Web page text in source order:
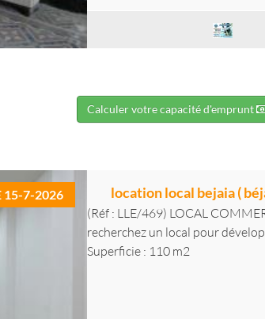
Calculer votre capacité d'emprunt
15-7-2026 location local bejaia (
(Réf : LLE/469) LOCAL
recherchez un local pour
Superficie : 110 m2